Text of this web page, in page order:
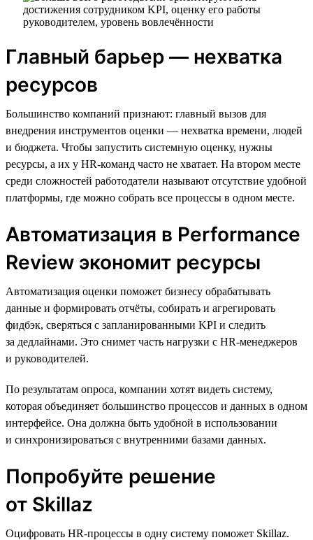
Главный барьер — нехватка
ресурсов
Большинство компаний признают: главный вызов для
внедрения инструментов оценки — нехватка времени, людей
и бюджета. Чтобы запустить системную оценку, нужны
ресурсы, а их у HR-команд часто не хватает. На втором месте
среди сложностей работодатели называют отсутствие удобной
платформы, где можно собрать все процессы в одном месте.
Автоматизация в Performance
Review экономит ресурсы
Автоматизация оценки поможет бизнесу обрабатывать
данные и формировать отчёты, собирать и агрегировать
фидбэк, сверяться с запланированными KPI и следить
за дедлайнами. Это снимет часть нагрузки с HR-менеджеров
и руководителей.
По результатам опроса, компании хотят видеть систему,
которая объединяет большинство процессов и данных в одном
интерфейсе. Она должна быть удобной в использовании
и синхронизироваться с внутренними базами данных.
Попробуйте решение
от Skillaz
Оцифровать HR-процессы в одну систему поможет Skillaz.